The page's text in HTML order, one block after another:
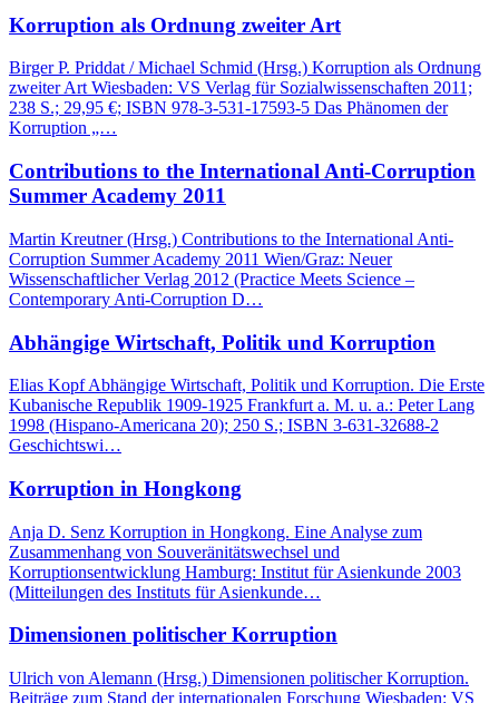
Korruption als Ordnung zweiter Art
Birger P. Priddat / Michael Schmid (Hrsg.) Korruption als Ordnung
zweiter Art Wiesbaden: VS Verlag für Sozialwissenschaften 2011;
238 S.; 29,95 €; ISBN 978-3-531-17593-5 Das Phänomen der
Korruption „…
Contributions to the International Anti-Corruption
Summer Academy 2011
Martin Kreutner (Hrsg.) Contributions to the International Anti-
Corruption Summer Academy 2011 Wien/Graz: Neuer
Wissenschaftlicher Verlag 2012 (Practice Meets Science –
Contemporary Anti-Corruption D…
Abhängige Wirtschaft, Politik und Korruption
Elias Kopf Abhängige Wirtschaft, Politik und Korruption. Die Erste
Kubanische Republik 1909-1925 Frankfurt a. M. u. a.: Peter Lang
1998 (Hispano-Americana 20); 250 S.; ISBN 3-631-32688-2
Geschichtswi…
Korruption in Hongkong
Anja D. Senz Korruption in Hongkong. Eine Analyse zum
Zusammenhang von Souveränitätswechsel und
Korruptionsentwicklung Hamburg: Institut für Asienkunde 2003
(Mitteilungen des Instituts für Asienkunde…
Dimensionen politischer Korruption
Ulrich von Alemann (Hrsg.) Dimensionen politischer Korruption.
Beiträge zum Stand der internationalen Forschung Wiesbaden: VS